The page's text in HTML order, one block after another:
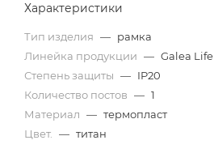
Характеристики
Тип изделия — рамка
Линейка продукции — Galea Life
Степень защиты — IP20
Количество постов — 1
Материал — термопласт
Цвет.
— титан